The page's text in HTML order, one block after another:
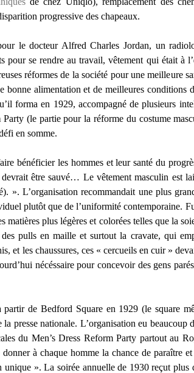
progressive des chapeaux.
le docteur Alfred Charles Jordan, un
pour se rendre au travail, vêtement qui était à
réformes de la société pour une meilleure
bonne alimentation et de meilleures conditions
forma en 1929, accompagné de plusieurs
(le partie pour la réforme du costume
en somme.
bénéficier les hommes et leur santé du
être sauvé… Le vêtement masculin est
». L’organisation recommandait une plus
plutôt que de l’uniformité contemporaine.
matières plus légères et colorées telles que la
pulls en maille et surtout la cravate, qui
et les chaussures, ces « cercueils en cuir »
nécéssaire pour concevoir des gens
de Bedford Square en 1929 (le square
presse nationale. L’organisation eu
du Men’s Dress Reform Party partout au
à chaque homme la chance de paraître
unique ». La soirée annuelle de 1930 reçut